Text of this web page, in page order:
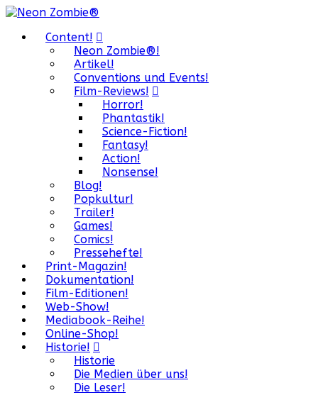
Content!
Neon Zombie®!
Artikel!
Conventions und Events!
Film-Reviews!
Horror!
Phantastik!
Science-Fiction!
Fantasy!
Action!
Nonsense!
Blog!
Popkultur!
Trailer!
Games!
Comics!
Pressehefte!
Print-Magazin!
Dokumentation!
Film-Editionen!
Web-Show!
Mediabook-Reihe!
Online-Shop!
Historie!
Historie
Die Medien über uns!
Die Leser!